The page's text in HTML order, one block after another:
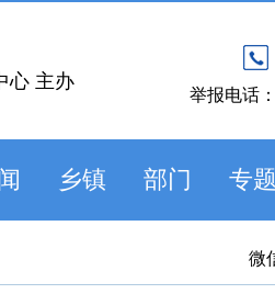
举报电话：
心 主办
乡镇 部门 专题
微